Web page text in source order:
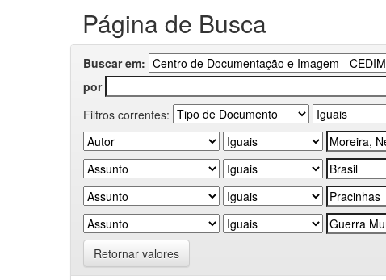
Página de Busca
Buscar em:
por
Filtros correntes:
Retornar valores